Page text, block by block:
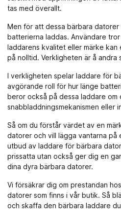
tas med överallt.
Men för att dessa bärbara datorer
batterierna laddas. Användare
laddarens kvalitet eller märke
på nolltid. Verkligheten är å andra
I verkligheten spelar laddare för
avgörande roll för hur länge
beror också på dessa laddare om
snabbladdningsmekanismen eller
Så om du förstår värdet av en
datorer och vill lägga vantarna på
utbud av laddare för bärbara
prissatta utan också ger dig en
dina dyra bärbara datorer.
Vi försäkrar dig om prestandan
datorer som finns i vår butik. Så
och skaffa den bärbara laddare